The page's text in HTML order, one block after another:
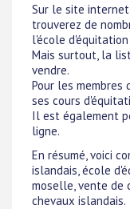
Sur le site
trouverez de
l'école
Mais surtout, la
vendre.
Pour les
ses cours
Il est également
ligne.
En résumé, voici
islandais, école
moselle, vente de
chevaux islandais.